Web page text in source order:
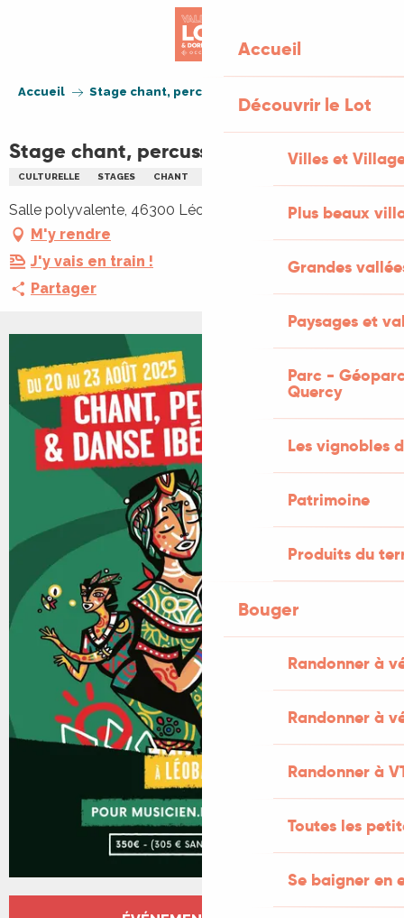
Accueil
Découvrir le Lot
Villes et
Plus beaux
Grandes
Paysages et
Parc -
Quercy
Les vignobles
Patrimoine
Produits du
Bouger
Randonner à
Randonner à
Randonner à
Toutes les
Se baigner en
Accueil Stage chant, percussion et danse
Stage chant, percussion et danse
CULTURELLE STAGES CHANT
Salle polyvalente, 46300 Léobard
M'y rendre
J'y vais en train !
Partager
Ouverture et coordonnées